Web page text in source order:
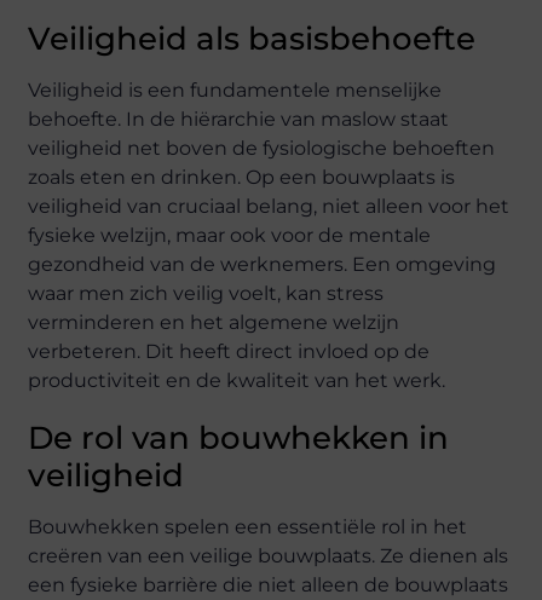
Veiligheid als basisbehoefte
Veiligheid is een fundamentele menselijke
behoefte. In de hiërarchie van maslow staat
veiligheid net boven de fysiologische behoeften
zoals eten en drinken. Op een bouwplaats is
veiligheid van cruciaal belang, niet alleen voor het
fysieke welzijn, maar ook voor de mentale
gezondheid van de werknemers. Een omgeving
waar men zich veilig voelt, kan stress
verminderen en het algemene welzijn
verbeteren. Dit heeft direct invloed op de
productiviteit en de kwaliteit van het werk.
De rol van bouwhekken in
veiligheid
Bouwhekken spelen een essentiële rol in het
creëren van een veilige bouwplaats. Ze dienen als
een fysieke barrière die niet alleen de bouwplaats